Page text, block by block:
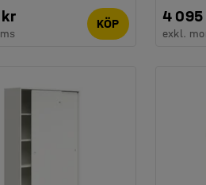
KÖP 4 095
exkl.